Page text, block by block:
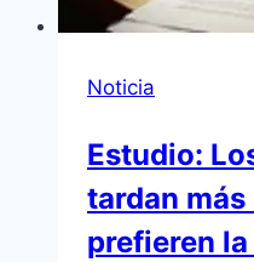
Noticia
Estudio:
tardan
prefieren